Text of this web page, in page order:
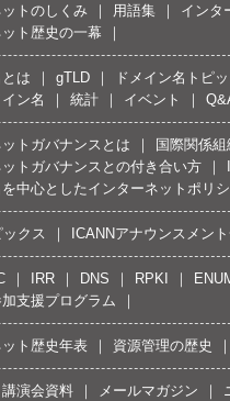
トのしくみ 用語集 インタ
ト歴史の一幕
は gTLD ドメイン名トピ
ン名
統計 イベント
トガバナンスとは 国際関係
トガバナンスとの付き合い方
を中心としたインターネットポリ
ックス ICANNアナウンスメン
IRR DNS RPKI
支援プログラム
ト歴史年表 資源管理の歴史
演会資料 メールマガジン